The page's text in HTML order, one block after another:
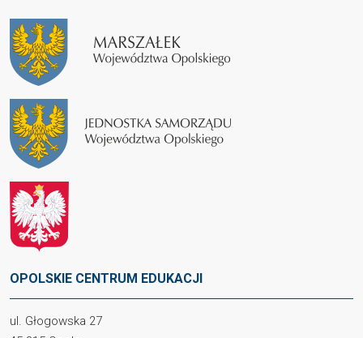
OPOLSKIE CENTRUM EDUKACJI
ul. Głogowska 27